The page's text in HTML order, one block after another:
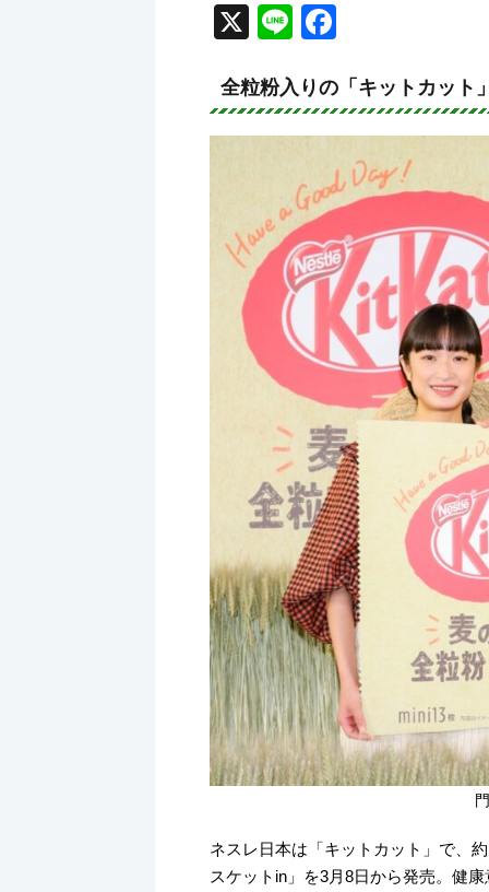
X
Li
e
c
e
b
o
o
k
全粒粉入りの「キットカット
ネスレ日本は「キットカット」で
スケットin」を3月8日から発売。健